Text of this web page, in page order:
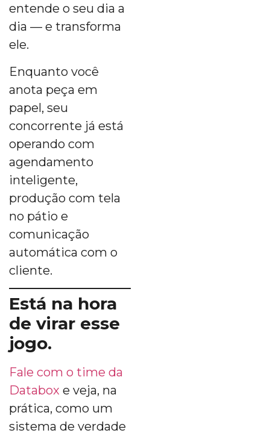
entende o seu dia a
dia — e transforma
ele.
Enquanto você
anota peça em
papel, seu
concorrente já está
operando com
agendamento
inteligente,
produção com tela
no pátio e
comunicação
automática com o
cliente.
Está na hora
de virar esse
jogo.
Fale com o time da
Databox e veja, na
prática, como um
sistema de verdade